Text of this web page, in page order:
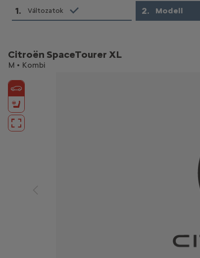
1. Változatok 2. Modell
Citroën SpaceTourer XL
M • Kombi